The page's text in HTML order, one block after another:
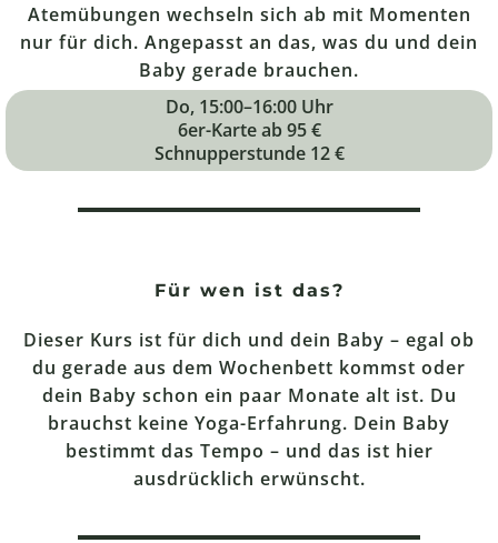
Atemübungen wechseln sich ab mit Momenten
nur für dich. Angepasst an das, was du und dein
Baby gerade brauchen.
Do, 15:00–16:00 Uhr
6er-Karte ab 95 €
Schnupperstunde 12 €
Für wen ist das?
Dieser Kurs ist für dich und dein Baby – egal ob
du gerade aus dem Wochenbett kommst oder
dein Baby schon ein paar Monate alt ist. Du
brauchst keine Yoga-Erfahrung. Dein Baby
bestimmt das Tempo – und das ist hier
ausdrücklich erwünscht.